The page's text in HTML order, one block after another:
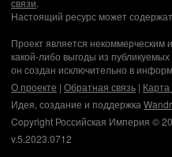
Настоящий ресурс может
Проект является некоммерческим
какой-либо выгоды из
он создан исключительно в
О проекте | Обратная связь | Карта
Идея, создание и поддержка
Copyright Российская Империя ©
v.5.2023.0712